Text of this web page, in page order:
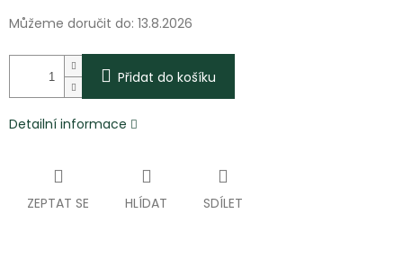
Můžeme doručit do: 13.8.2026
Přidat do košíku
Detailní informace
ZEPTAT SE HLÍDAT SDÍLET